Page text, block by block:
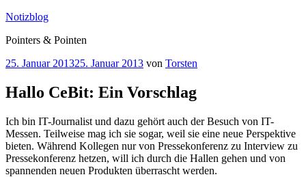
Zum
springen
Notizblog
Pointers & Pointen
Veröffentlicht
25. Januar 201325. Januar 2013 von Torsten
Hallo CeBit: Ein Vorschlag
Ich bin IT-Journalist und dazu gehört auch der Besuch von IT-
Messen. Teilweise mag ich sie sogar, weil sie eine neue Perspektive
bieten. Während Kollegen nur von Pressekonferenz zu Interview zu
Pressekonferenz hetzen, will ich durch die Hallen gehen und von
spannenden neuen Produkten überrascht werden.